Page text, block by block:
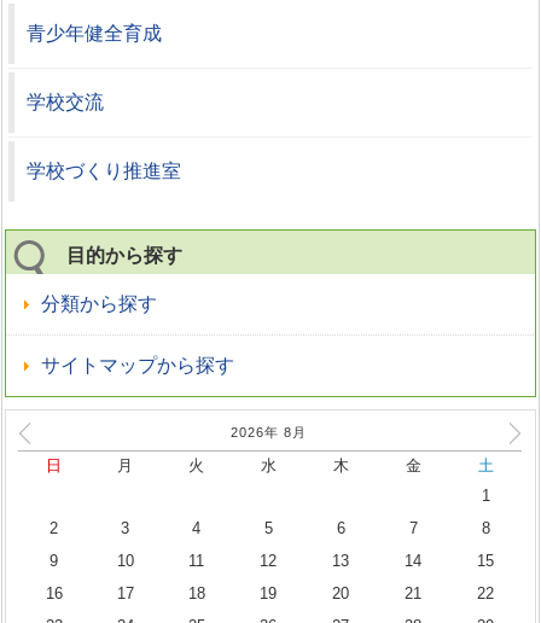
青少年健全育成
学校交流
学校づくり推進室
目的から探す
分類から探す
サイトマップから探す
2026年 8 月
日 月 火 水 木 金
土
1
2
3 4 5 6 7
8
9
10 11 12 13 14
15
16
17 18 19 20 21
22